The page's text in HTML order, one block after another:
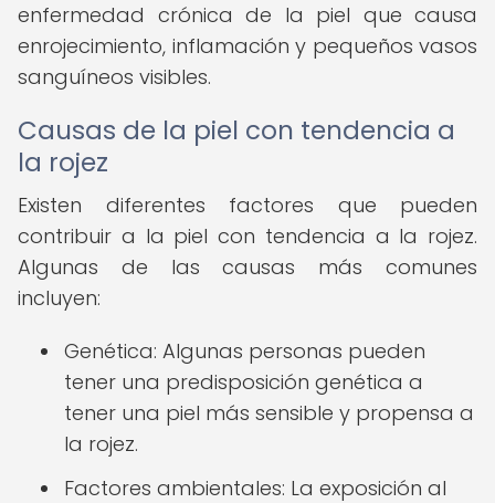
enfermedad crónica de la piel que causa
enrojecimiento, inflamación y pequeños vasos
sanguíneos visibles.
Causas de la piel con tendencia a
la rojez
Existen diferentes factores que pueden
contribuir a la piel con tendencia a la rojez.
Algunas de las causas más comunes
incluyen:
Genética: Algunas personas pueden
tener una predisposición genética a
tener una piel más sensible y propensa a
la rojez.
Factores ambientales: La exposición al